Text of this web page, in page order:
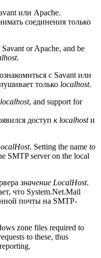
или Apache.
соединения только
or Apache, and be
.
с Savant или
только localhost.
, and support for
доступ к localhostи
. Setting the name to
SMTP server on the local
значение LocalHost.
что System.Net.Mail
почты на SMTP-
zone files required to
to these, thus